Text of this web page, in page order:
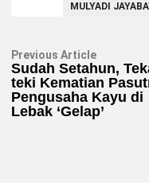
MULYADI
Navigasi
pos
Previous ArticlePrevious
article:
Sudah Setahun,
teki Kematian
Pengusaha Kayu di
Lebak ‘Gelap’